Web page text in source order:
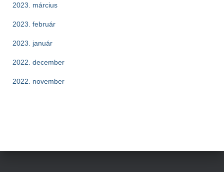
2023. március
2023. február
2023. január
2022. december
2022. november